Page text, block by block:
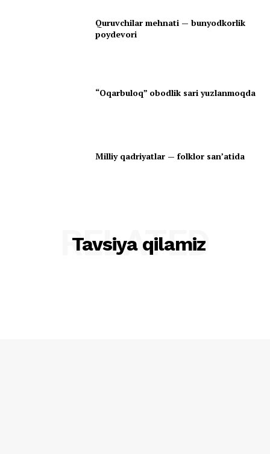
Quruvchilar mehnati — bunyodkorlik
poydevori
“Oqarbuloq” obodlik sari yuzlanmoqda
Milliy qadriyatlar — folklor san’atida
Tavsiya qilamiz
RELATED